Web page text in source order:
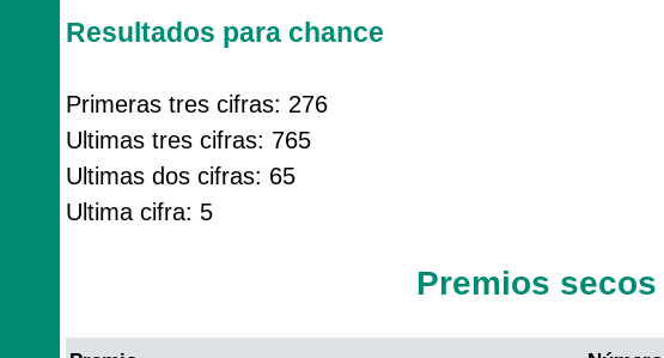
Resultados para chance
Primeras tres cifras: 276
Ultimas tres cifras: 765
Ultimas dos cifras: 65
Ultima cifra: 5
Premios secos